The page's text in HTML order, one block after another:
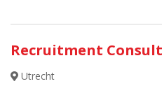
Recruitment
Utrecht